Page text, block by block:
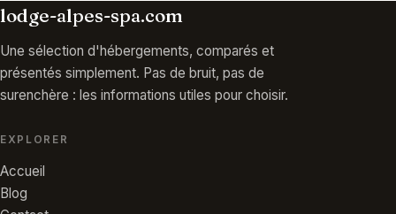
lodge-alpes-spa.com
Une sélection d'hébergements, comparés et
présentés simplement. Pas de bruit, pas de
surenchère : les informations utiles pour choisir.
EXPLORER
Accueil
Blog